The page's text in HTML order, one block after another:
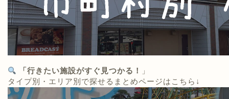
「行きたい施設がすぐ見つかる！
」
タイプ別・エリア別で探せるまとめページはこちら↓